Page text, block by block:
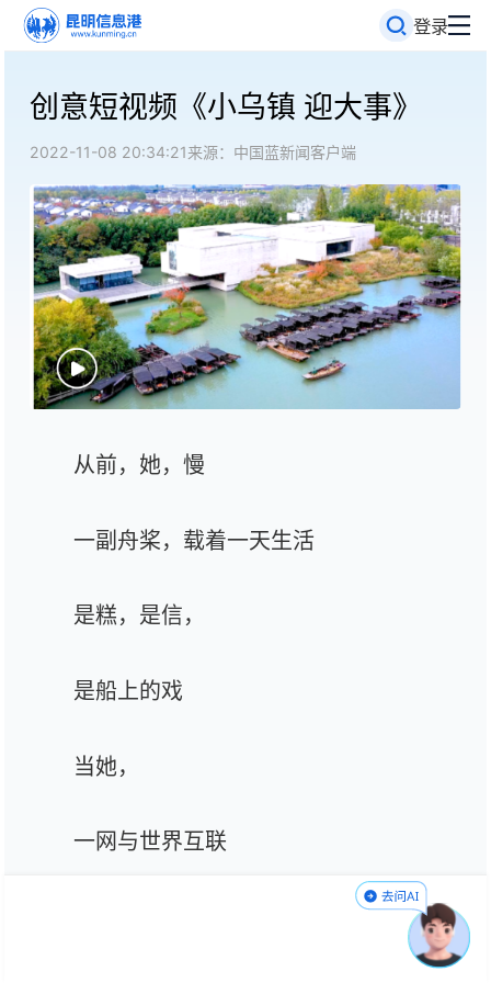
登录
创意短视频《小乌镇 迎大事》
2022-11-08 20:34:21来源：中国蓝新闻客户端
从前，她，慢
一副舟桨，载着一天生活
是糕，是信，
是船上的戏
当她，
一网与世界互联